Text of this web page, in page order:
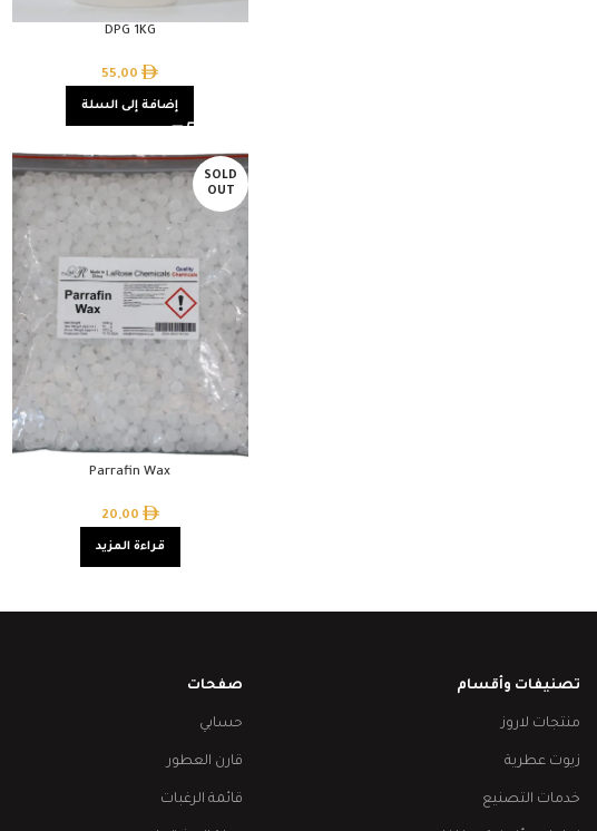
DPG 1KG
55,00
إضافة إلى السلة
SOLD
OUT
Parrafin Wax
20,00
قراءة المزيد
تصنيفات وأقسام
منتجات لاروز
زيوت عطرية
خدمات التصنيع
صفحات
حسابي
قارن العطور
قائمة الرغبات